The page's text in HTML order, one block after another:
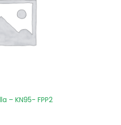
– KN95- FPP2